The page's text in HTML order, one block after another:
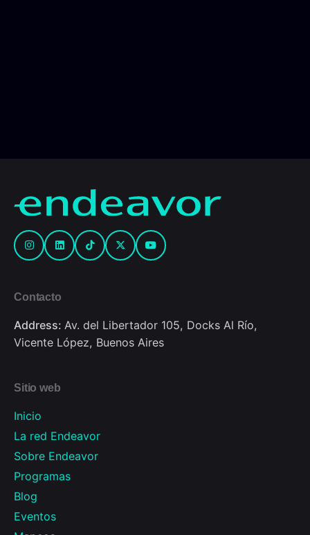
Contacto
Address: Av. del Libertador 105, Docks Al Río,
Vicente López, Buenos Aires
Sitio web
Inicio
La red Endeavor
Sobre Endeavor
Programas
Blog
Eventos